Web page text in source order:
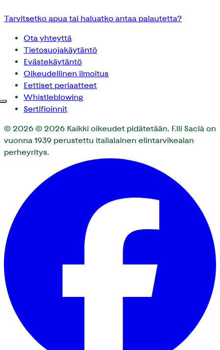
Tarvitsetko apua tai haluatko antaa palautetta?
Ota yhteyttä
Tietosuojakäytäntö
Evästekäytäntö
Oikeudellinen ilmoitus
Eettiset periaatteet
Whistleblowing
Sertifioinnit
© 2026 © 2026 Kaikki oikeudet pidätetään. F.lli Saclà on
vuonna 1939 perustettu italialainen elintarvikealan
perheyritys.